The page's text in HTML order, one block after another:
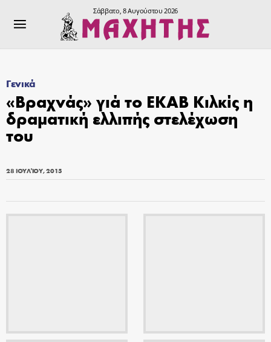
Σάββατο, 8 Αυγούστου 2026
Γενικά
«Βραχνάς» γιά το ΕΚΑΒ Κιλκίς η
δραματική ελλιπής στελέχωση
του
28 ΙΟΥΛΊΟΥ, 2015